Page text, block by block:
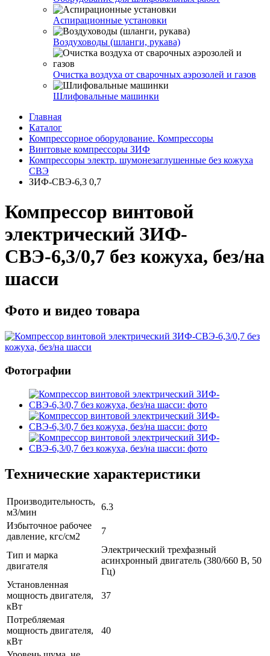
Аспирационные установки
Воздуховоды (шланги, рукава)
Очистка воздуха от сварочных аэрозолей и газов
Шлифовальные машинки
Главная
Каталог
Компрессорное оборудование. Компрессоры
Винтовые компрессоры ЗИФ
Компрессоры электр. шумонезаглушенные без кожуха
СВЭ
ЗИФ-СВЭ-6,3 0,7
Компрессор винтовой
электрический ЗИФ-
СВЭ-6,3/0,7 без кожуха, без/на
шасси
Фото и видео товара
Фотографии
Технические характеристики
Производительность,
м3/мин
6.3
Избыточное рабочее
давление, кгс/см2
7
Тип и марка
двигателя
Электрический трехфазный
асинхронный двигатель (380/660 В, 50
Гц)
Установленная
мощность двигателя,
кВт
37
Потребляемая
мощность двигателя,
кВт
40